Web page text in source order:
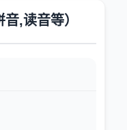
,读音等）